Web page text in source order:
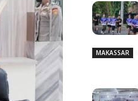
MAKASSAR